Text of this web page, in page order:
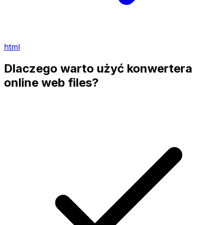
html
Dlaczego warto użyć konwertera
online web files?